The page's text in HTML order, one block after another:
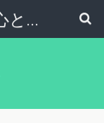
北海道大雪山系を中心とした登山・自然ガイド｜大雪山倶楽部ブログ